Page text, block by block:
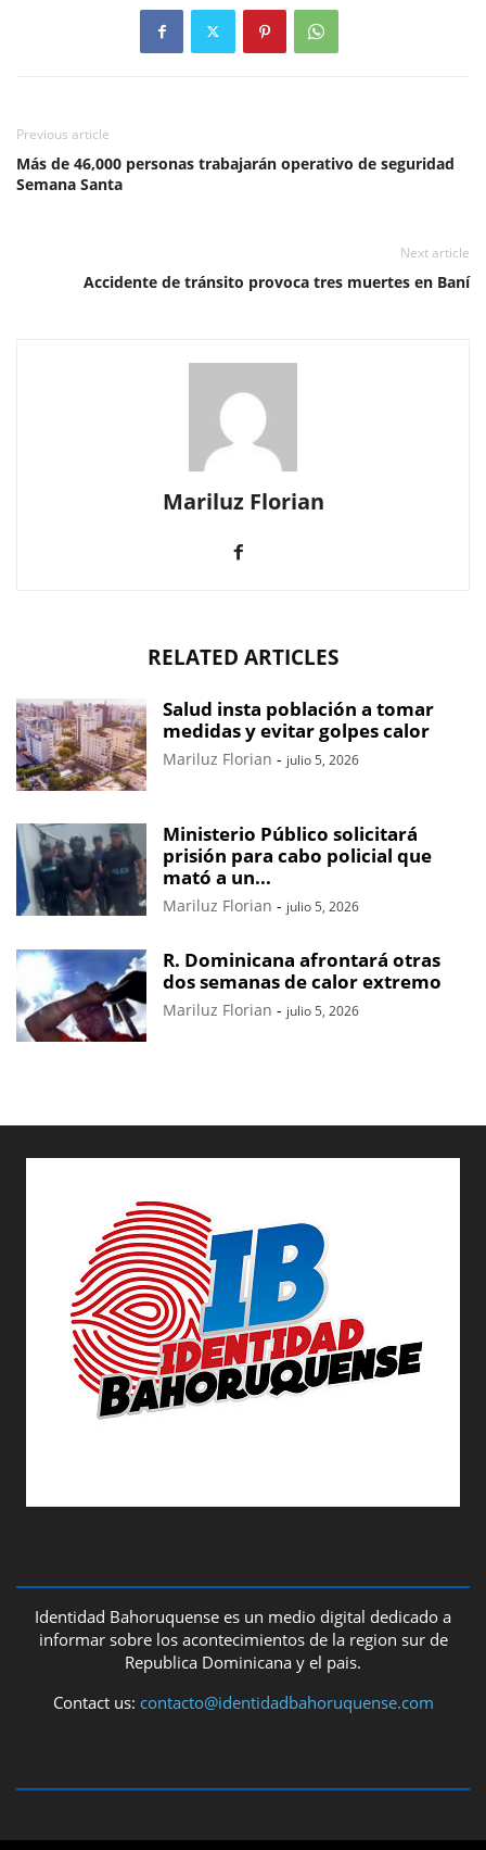
Previous article
Más de 46,000 personas trabajarán operativo de seguridad
Semana Santa
Next article
Accidente de tránsito provoca tres muertes en Baní
Mariluz Florian
RELATED ARTICLES
Salud insta población a tomar
medidas y evitar golpes calor
Mariluz Florian - julio 5, 2026
Ministerio Público solicitará
prisión para cabo policial que
mató a un...
Mariluz Florian - julio 5, 2026
R. Dominicana afrontará otras
dos semanas de calor extremo
Mariluz Florian - julio 5, 2026
Identidad Bahoruquense es un medio digital dedicado a
informar sobre los acontecimientos de la region sur de
Republica Dominicana y el pais.
Contact us: contacto@identidadbahoruquense.com